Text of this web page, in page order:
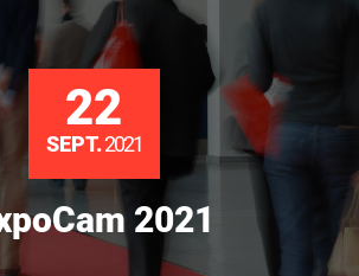
22
SEPT.2021
2021